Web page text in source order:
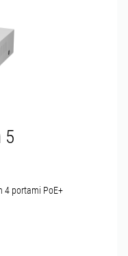
5
4 portami PoE+